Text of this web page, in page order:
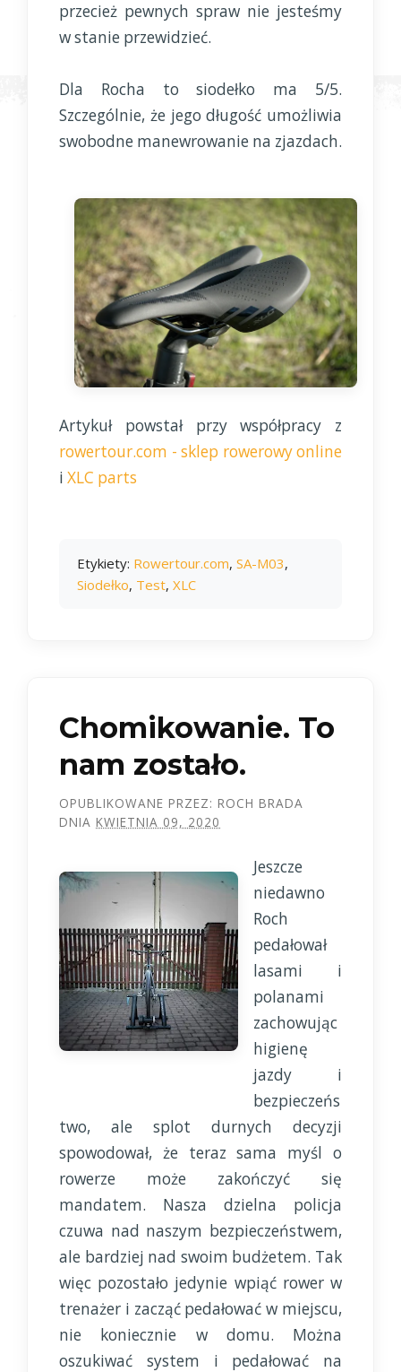
przecież pewnych spraw nie jesteśmy
w stanie przewidzieć.
Dla Rocha to siodełko ma 5/5.
Szczególnie, że jego długość umożliwia
swobodne manewrowanie na zjazdach.
Artykuł powstał przy współpracy z
rowertour.com - sklep rowerowy online
i XLC parts
Etykiety: Rowertour.com, SA-M03,
Siodełko, Test, XLC
Chomikowanie. To
nam zostało.
OPUBLIKOWANE PRZEZ: ROCH BRADA
DNIA KWIETNIA 09, 2020
Jeszcze
niedawno
Roch
pedałował
lasami i
polanami
zachowując
higienę
jazdy i
bezpieczeńs
two, ale splot durnych decyzji
spowodował, że teraz sama myśl o
rowerze może zakończyć się
mandatem. Nasza dzielna policja
czuwa nad naszym bezpieczeństwem,
ale bardziej nad swoim budżetem. Tak
więc pozostało jedynie wpiąć rower w
trenażer i zacząć pedałować w miejscu,
nie koniecznie w domu. Można
oszukiwać system i pedałować na